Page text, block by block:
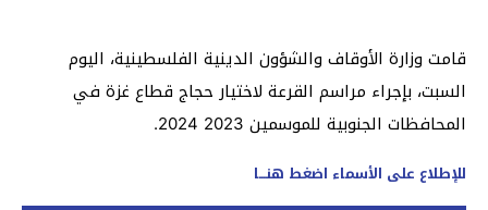
قامت وزارة الأوقاف والشؤون الدينية الفلسطينية، اليوم
السبت، بإجراء مراسم القرعة لاختيار حجاج قطاع غزة في
المحافظات الجنوبية للموسمين 2023 2024.
للإطلاع على الأسماء اضغط هنـــا